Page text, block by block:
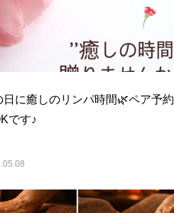
日に癒しのリンパ時間🌿‬ペア予約
です♪